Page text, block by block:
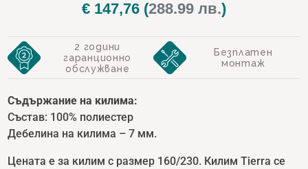
€ 147,76 (288.99 лв.)
2 години
гаранционно
обслужване
Безплатен
монтаж
Съдържание на килима:
Състав: 100% полиестер
Дебелина на килима – 7 мм.
Цената е за килим с размер 160/230. Килим Tierra се